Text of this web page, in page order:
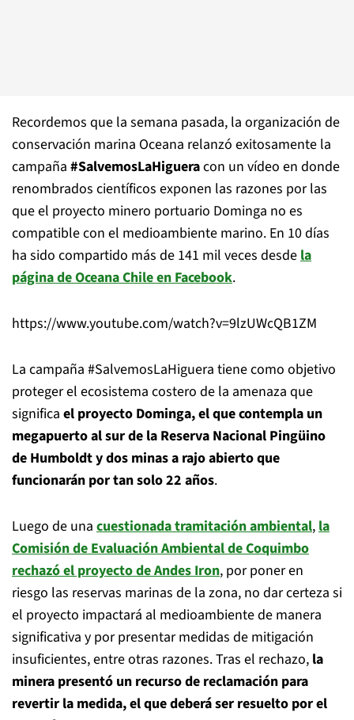
Recordemos que la semana pasada, la organización de
conservación marina Oceana relanzó exitosamente la
campaña #SalvemosLaHigueracon un vídeo en donde
renombrados científicos exponen las razones por las
que el proyecto minero portuario Dominga no es
compatible con el medioambiente marino. En 10 días
ha sido compartido más de 141 mil veces desdela
página de Oceana Chile en Facebook.
https://www.youtube.com/watch?v=9lzUWcQB1ZM
La campaña #SalvemosLaHiguera tiene como objetivo
proteger el ecosistema costero de la amenaza que
significa el proyecto Dominga, el que contempla un
megapuerto al sur de la Reserva Nacional Pingüino
de Humboldt y dos minas a rajo abierto que
funcionarán por tan solo 22 años.
Luego de una cuestionada tramitación ambiental,la
Comisión de Evaluación Ambiental de Coquimbo
rechazó el proyecto de Andes Iron, por poner en
riesgo las reservas marinas de la zona, no dar certeza si
el proyecto impactará al medioambiente de manera
significativa y por presentar medidas de mitigación
insuficientes, entre otras razones. Tras el rechazo, la
minera presentó un recurso de reclamación para
revertir la medida, el que deberá ser resuelto por el